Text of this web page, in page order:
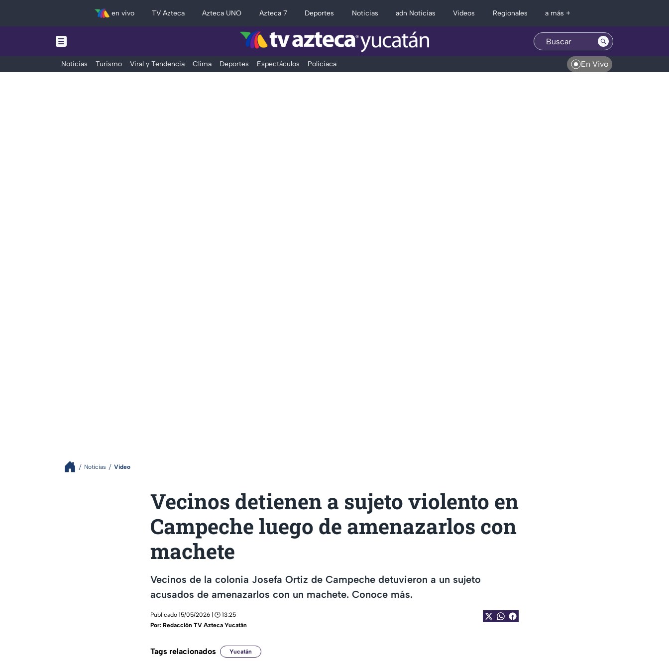
en vivo TV Azteca Azteca UNO Azteca 7 Deportes Noticias adn Noticias Videos Regionales a más +
Noticias Turismo Viral y Tendencia Clima Deportes Espectáculos Policiaca En Vivo
Noticias Video
Vecinos detienen a sujeto violento en
Campeche luego de amenazarlos con
machete
Vecinos de la colonia Josefa Ortiz de Campeche detuvieron a un sujeto
acusados de amenazarlos con un machete. Conoce más.
Publicado 15/05/2026 | 🕑 13:25
Por: Redacción TV Azteca Yucatán
Tags relacionados Yucatán